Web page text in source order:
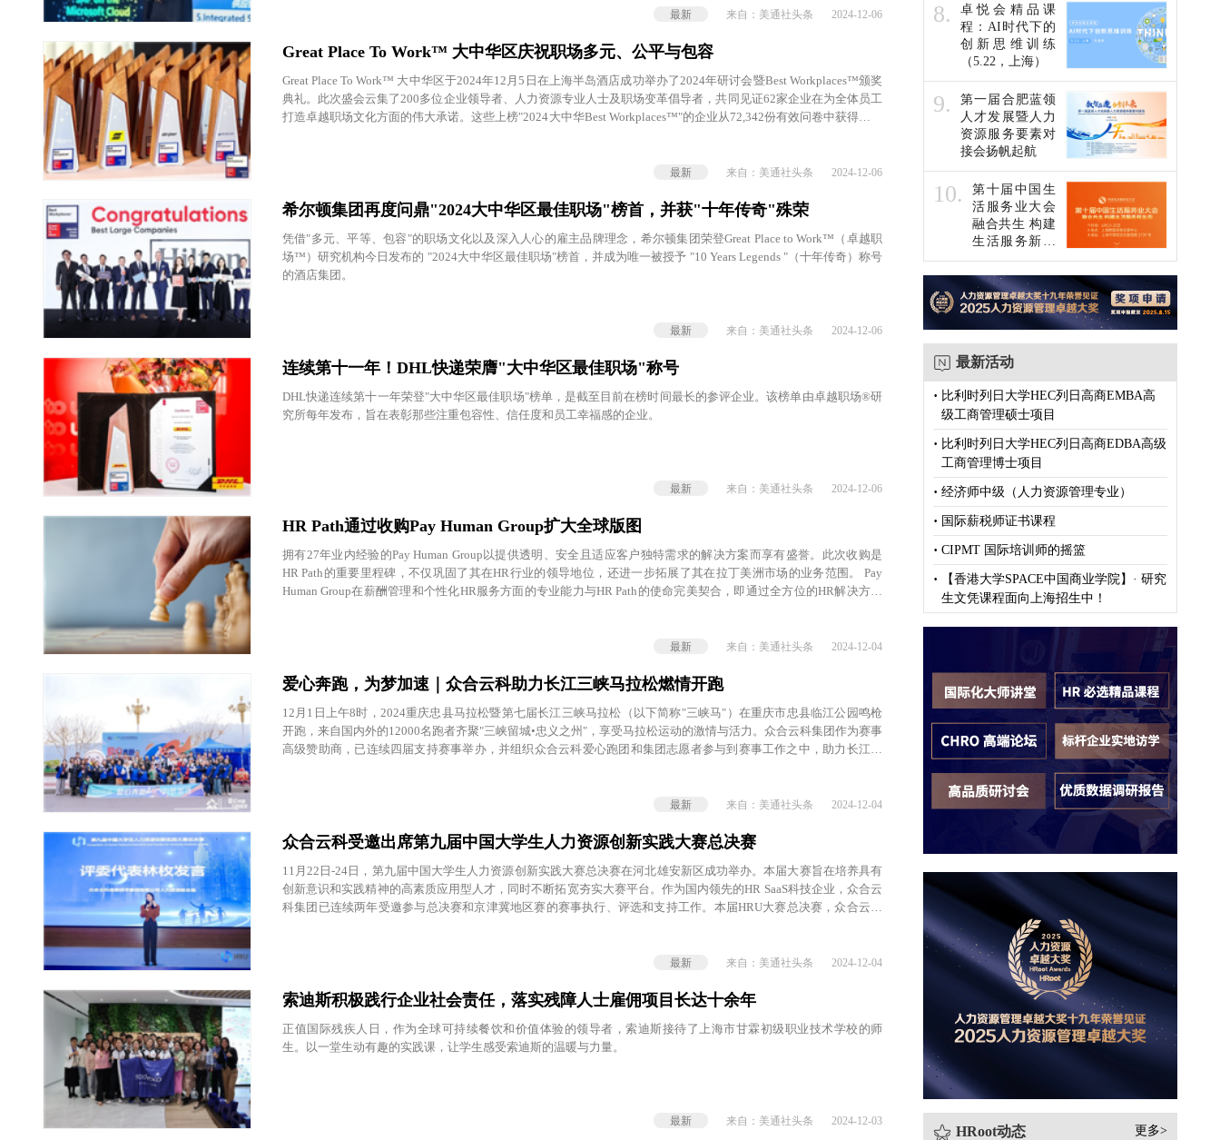
最新 来自：美通社头条 2024-12-06
Great Place To Work™ 大中华区庆祝职场多元、公平与包容
Great Place To Work™ 大中华区于2024年12月5日在上海半岛酒店成功举办了2024年研讨会暨Best Workplaces™颁奖
典礼。此次盛会云集了200多位企业领导者、人力资源专业人士及职场变革倡导者，共同见证62家企业在为全体员工
打造卓越职场文化方面的伟大承诺。这些上榜"2024大中华Best Workplaces™"的企业从72,342份有效问卷中获得了平
最新 来自：美通社头条 2024-12-06
希尔顿集团再度问鼎"2024大中华区最佳职场"榜首，并获"十年传奇"殊荣
凭借"多元、平等、包容"的职场文化以及深入人心的雇主品牌理念，希尔顿集团荣登Great Place to Work™（卓越职
场™）研究机构今日发布的 "2024大中华区最佳职场"榜首，并成为唯一被授予 "10 Years Legends "（十年传奇）称号
的酒店集团。
最新 来自：美通社头条 2024-12-06
连续第十一年！DHL快递荣膺"大中华区最佳职场"称号
DHL快递连续第十一年荣登"大中华区最佳职场"榜单，是截至目前在榜时间最长的参评企业。该榜单由卓越职场®研
究所每年发布，旨在表彰那些注重包容性、信任度和员工幸福感的企业。
最新 来自：美通社头条 2024-12-06
HR Path通过收购Pay Human Group扩大全球版图
拥有27年业内经验的Pay Human Group以提供透明、安全且适应客户独特需求的解决方案而享有盛誉。此次收购是
HR Path的重要里程碑，不仅巩固了其在HR行业的领导地位，还进一步拓展了其在拉丁美洲市场的业务范围。 Pay
Human Group在薪酬管理和个性化HR服务方面的专业能力与HR Path的使命完美契合，即通过全方位的HR解决方案
最新 来自：美通社头条 2024-12-04
爱心奔跑，为梦加速｜众合云科助力长江三峡马拉松燃情开跑
12月1日上午8时，2024重庆忠县马拉松暨第七届长江三峡马拉松（以下简称"三峡马"）在重庆市忠县临江公园鸣枪
开跑，来自国内外的12000名跑者齐聚"三峡留城•忠义之州"，享受马拉松运动的激情与活力。众合云科集团作为赛事
高级赞助商，已连续四届支持赛事举办，并组织众合云科爱心跑团和集团志愿者参与到赛事工作之中，助力长江三
最新 来自：美通社头条 2024-12-04
众合云科受邀出席第九届中国大学生人力资源创新实践大赛总决赛
11月22日-24日，第九届中国大学生人力资源创新实践大赛总决赛在河北雄安新区成功举办。本届大赛旨在培养具有
创新意识和实践精神的高素质应用型人才，同时不断拓宽夯实大赛平台。作为国内领先的HR SaaS科技企业，众合云
科集团已连续两年受邀参与总决赛和京津冀地区赛的赛事执行、评选和支持工作。本届HRU大赛总决赛，众合云科
最新 来自：美通社头条 2024-12-04
索迪斯积极践行企业社会责任，落实残障人士雇佣项目长达十余年
正值国际残疾人日，作为全球可持续餐饮和价值体验的领导者，索迪斯接待了上海市甘霖初级职业技术学校的师
生。以一堂生动有趣的实践课，让学生感受索迪斯的温暖与力量。
最新 来自：美通社头条 2024-12-03
8.
卓悦会精品课
程：AI时代下的
创新思维训练
（5.22，上海）
9.
第一届合肥蓝领
人才发展暨人力
资源服务要素对
接会扬帆起航
10.
第十届中国生
活服务业大会
融合共生 构建
生活服务新生
态
最新活动
· 比利时列日大学HEC列日高商EMBA高
级工商管理硕士项目
· 比利时列日大学HEC列日高商EDBA高级
工商管理博士项目
· 经济师中级（人力资源管理专业）
· 国际薪税师证书课程
· CIPMT 国际培训师的摇篮
·
【香港大学SPACE中国商业学院】· 研究
生文凭课程面向上海招生中！
HRoot动态 更多>